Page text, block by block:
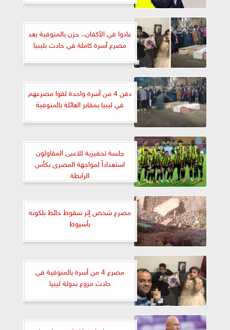
عادوا في الأكفان.. حزن بالمنوفية بعد
مصرع أسرة كاملة في حادث بليبيا
دفن 4 من أسرة واحدة لقوا مصرعهم
في ليبيا بمقابر العائلة بالمنوفية
جلسة تحفيزية للاعبى المقاولون
استعداداً لمواجهة المصرى بكأس
الرابطة
مصرع شخص إثر سقوط حائط بلكونه
بأسيوط
مصرع 4 من أسرة بالمنوفية في
حادث مروع بدولة ليبيا